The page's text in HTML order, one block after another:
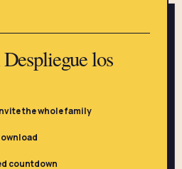
los
the whole family
countdown